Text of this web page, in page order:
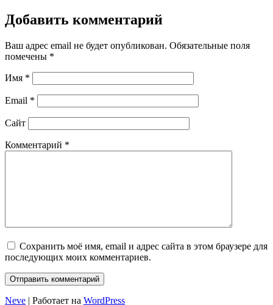
Добавить комментарий
Ваш адрес email не будет опубликован. Обязательные поля
помечены *
Имя *
Email *
Сайт
Комментарий *
Сохранить моё имя, email и адрес сайта в этом браузере для
последующих моих комментариев.
Neve | Работает на WordPress